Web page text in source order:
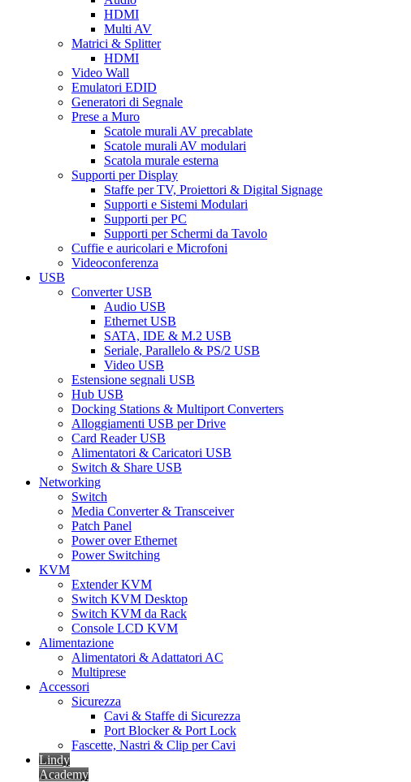
HDMI
Multi AV
Matrici & Splitter
HDMI
Video Wall
Emulatori EDID
Generatori di Segnale
Prese a Muro
Scatole murali AV precablate
Scatole murali AV modulari
Scatola murale esterna
Supporti per Display
Staffe per TV, Proiettori & Digital Signage
Supporti e Sistemi Modulari
Supporti per PC
Supporti per Schermi da Tavolo
Cuffie e auricolari e Microfoni
Videoconferenza
USB
Converter USB
Audio USB
Ethernet USB
SATA, IDE & M.2 USB
Seriale, Parallelo & PS/2 USB
Video USB
Estensione segnali USB
Hub USB
Docking Stations & Multiport Converters
Alloggiamenti USB per Drive
Card Reader USB
Alimentatori & Caricatori USB
Switch & Share USB
Networking
Switch
Media Converter & Transceiver
Patch Panel
Power over Ethernet
Power Switching
KVM
Extender KVM
Switch KVM Desktop
Switch KVM da Rack
Console LCD KVM
Alimentazione
Alimentatori & Adattatori AC
Multiprese
Accessori
Sicurezza
Cavi & Staffe di Sicurezza
Port Blocker & Port Lock
Fascette, Nastri & Clip per Cavi
Lindy
Academy